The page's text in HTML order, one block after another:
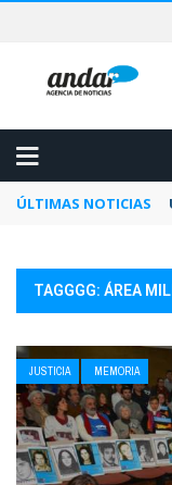
ÚLTIMAS NOTICIAS
TAGGGG: ÁREA
JUSTICIA MEMORIA